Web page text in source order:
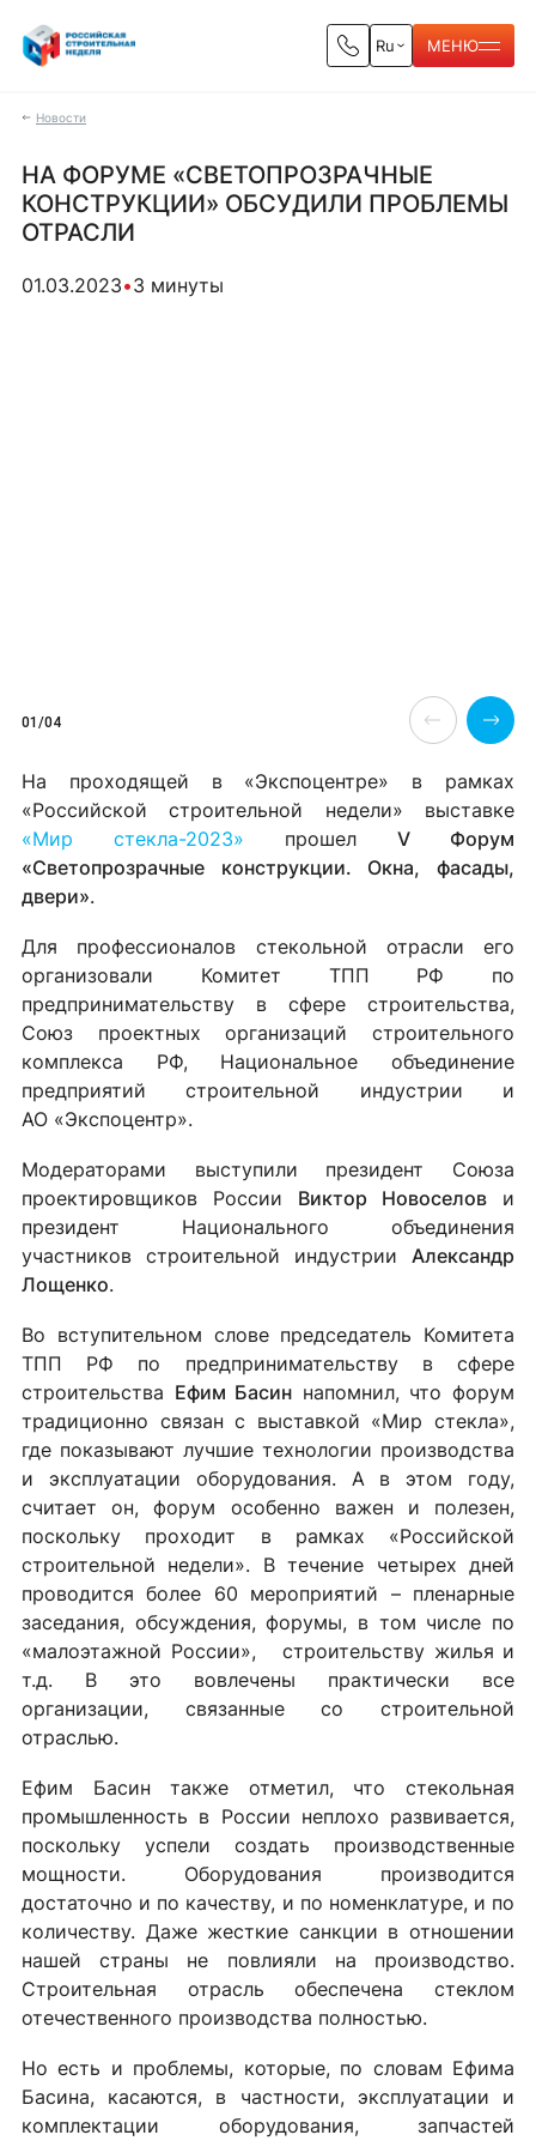
Ru МЕНЮ
Новости
НА ФОРУМЕ «СВЕТОПРОЗРАЧНЫЕ
КОНСТРУКЦИИ» ОБСУДИЛИ ПРОБЛЕМЫ
ОТРАСЛИ
01.03.2023•3 минуты
01/04
На проходящей в «Экспоцентре» в рамках
«Российской строительной недели» выставке
«Мир стекла-2023» прошел V Форум
«Светопрозрачные конструкции. Окна, фасады,
двери».
Для профессионалов стекольной отрасли его
организовали Комитет ТПП РФ по
предпринимательству в сфере строительства,
Союз проектных организаций строительного
комплекса РФ, Национальное объединение
предприятий строительной индустрии и
АО «Экспоцентр».
Модераторами выступили президент Союза
проектировщиков России Виктор Новоселов и
президент Национального объединения
участников строительной индустрии Александр
Лощенко.
Во вступительном слове председатель Комитета
ТПП РФ по предпринимательству в сфере
строительства Ефим Басин напомнил, что форум
традиционно связан с выставкой «Мир стекла»,
где показывают лучшие технологии производства
и эксплуатации оборудования. А в этом году,
считает он, форум особенно важен и полезен,
поскольку проходит в рамках «Российской
строительной недели». В течение четырех дней
проводится более 60 мероприятий – пленарные
заседания, обсуждения, форумы, в том числе по
«малоэтажной России», строительству жилья и
т.д. В это вовлечены практически все
организации, связанные со строительной
отраслью.
Ефим Басин также отметил, что стекольная
промышленность в России неплохо развивается,
поскольку успели создать производственные
мощности. Оборудования производится
достаточно и по качеству, и по номенклатуре, и по
количеству. Даже жесткие санкции в отношении
нашей страны не повлияли на производство.
Строительная отрасль обеспечена стеклом
отечественного производства полностью.
Но есть и проблемы, которые, по словам Ефима
Басина, касаются, в частности, эксплуатации и
комплектации оборудования, запчастей